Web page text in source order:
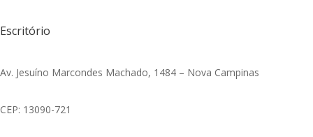
Escritório
Av. Jesuíno Marcondes Machado, 1484 – Nova Campinas
CEP: 13090-721